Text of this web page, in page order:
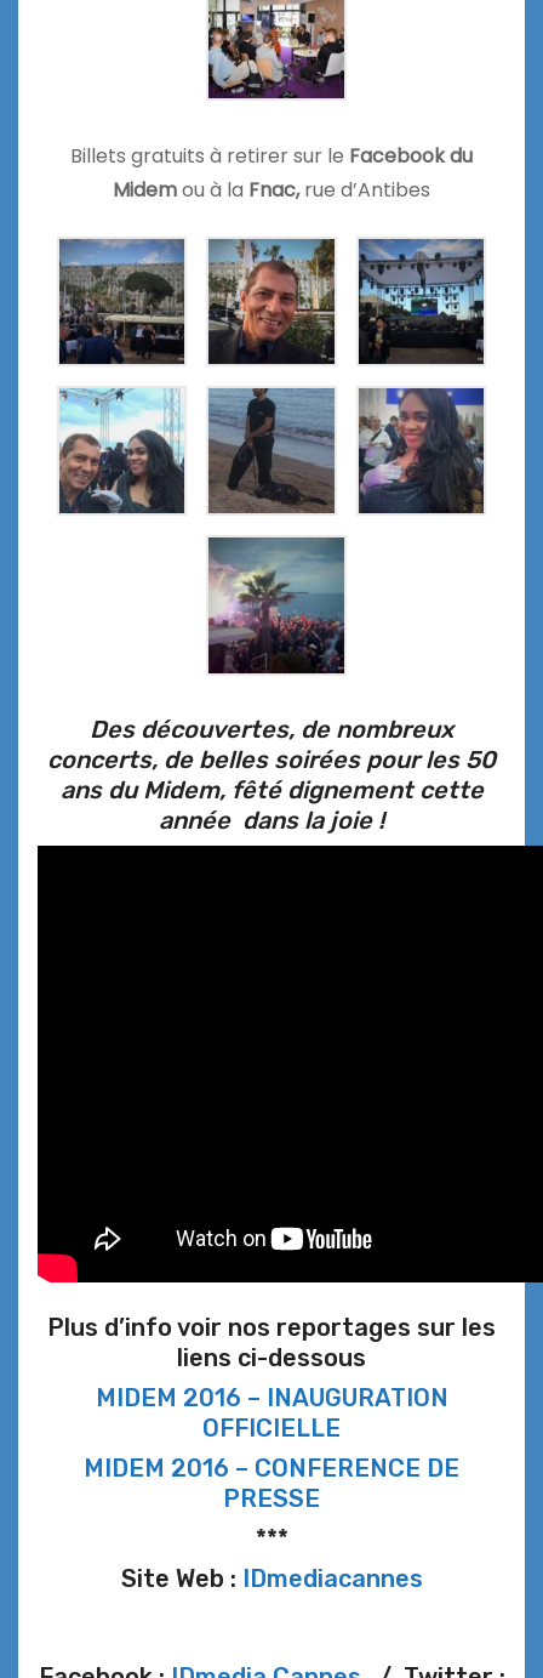
Billets gratuits à retirer sur le Facebook du
Midemou à la Fnac,rue d’Antibes
Des découvertes, de nombreux
concerts, de belles soirées pour les 50
ans du Midem, fêté dignement cette
année dans la joie !
Plus d’info voir nos reportages sur les
liens ci-dessous
MIDEM 2016 – INAUGURATION
OFFICIELLE
MIDEM 2016 – CONFERENCE DE
PRESSE
***
Site Web : IDmediacannes